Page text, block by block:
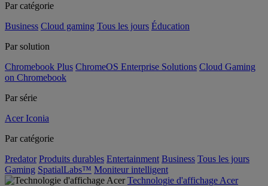
Par catégorie
Business Cloud gaming Tous les jours Éducation
Par solution
Chromebook Plus ChromeOS Enterprise Solutions Cloud Gaming
on Chromebook
Par série
Acer Iconia
Par catégorie
Predator Produits durables Entertainment Business Tous les jours
Gaming SpatialLabs™ Moniteur intelligent
Technologie d'affichage Acer